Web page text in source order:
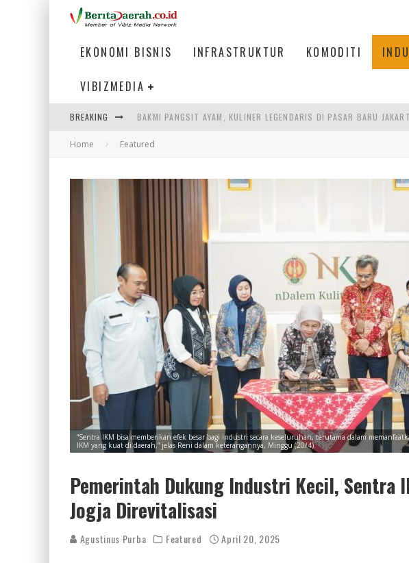
EKONOMI BISNIS INFRASTRUKTUR KOMODITI
VIBIZMEDIA
BREAKING BAKMI PANGSIT AYAM, KULINER LEGENDARIS DI PASAR BARU
KETIKA INSTITUSI MENENTUKAN MASA DEPAN INDONESIA
ULP SEMANGGI: MEMPERMUDAH LAYANAN PASPOR DI JANTUNG KOTA
Home Featured
“Sentra IKM bisa memberikan efek besar bagi industri secara keseluruhan, terutama dalam
IKM yang kuat di daerah,” jelas Reni dalam keterangannya, Minggu (20/4).
Pemerintah Dukung Industri Kecil, Sentra
Jogja Direvitalisasi
Agustinus Purba Featured April 20, 2025